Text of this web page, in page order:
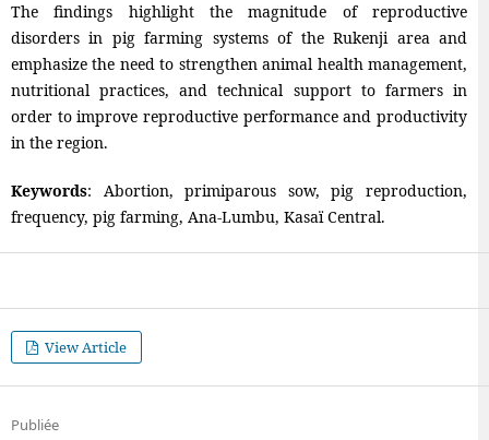
The findings highlight the magnitude of reproductive
disorders in pig farming systems of the Rukenji area and
emphasize the need to strengthen animal health management,
nutritional practices, and technical support to farmers in
order to improve reproductive performance and productivity
in the region.
Keywords: Abortion, primiparous sow, pig reproduction,
frequency, pig farming, Ana-Lumbu, Kasaï Central.
View Article
Publiée